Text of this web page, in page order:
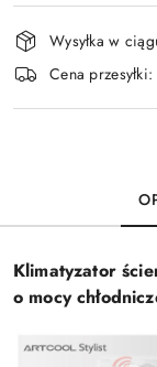
Dostępność
i
dostawa
Wysyłka w
Cena przesyłki:
Klimatyzator
o mocy